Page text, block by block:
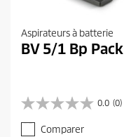
Aspirateurs à batterie
BV 5/1 Bp Pack
0.0 (0)
0
.
0
Comparer